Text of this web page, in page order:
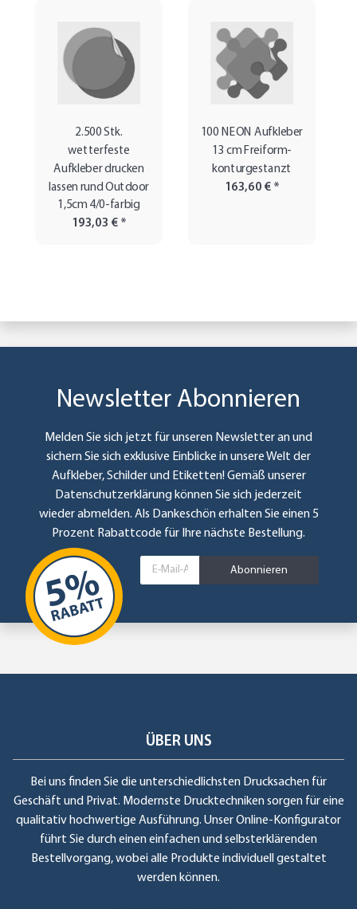
2.500 Stk.
wetterfeste
Aufkleber drucken
lassen rund Outdoor
1,5cm 4/0-farbig
193,03 € *
100 NEON Aufkleber
13 cm Freiform-
konturgestanzt
163,60 € *
Newsletter Abonnieren
Melden Sie sich jetzt für unseren Newsletter an und
sichern Sie sich exklusive Einblicke in unsere Welt der
Aufkleber, Schilder und Etiketten! Gemäß unserer
Datenschutzerklärung können Sie sich jederzeit
wieder abmelden. Als Dankeschön erhalten Sie einen 5
Prozent Rabattcode für Ihre nächste Bestellung.
Abonnieren
ÜBER UNS
Bei uns finden Sie die unterschiedlichsten Drucksachen für
Geschäft und Privat. Modernste Drucktechniken sorgen für eine
qualitativ hochwertige Ausführung. Unser Online-Konfigurator
führt Sie durch einen einfachen und selbsterklärenden
Bestellvorgang, wobei alle Produkte individuell gestaltet
werden können.